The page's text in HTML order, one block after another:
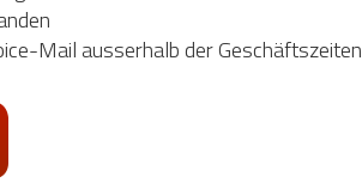
Mail ausserhalb der Geschäftszeiten